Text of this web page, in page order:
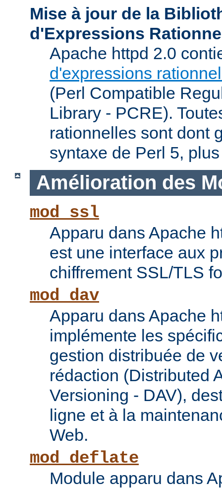
Mise à jour de la
d'Expressions
Apache httpd 2.0
d'expressions
(Perl Compatible
Library - PCRE).
rationnelles sont dont
syntaxe de Perl 5,
Amélioration des
mod_ssl
Apparu dans Apache
est une interface aux
chiffrement SSL/TLS
mod_dav
Apparu dans Apache
implémente les
gestion distribuée de
rédaction (Distributed
Versioning - DAV),
ligne et à la
Web.
mod_deflate
Module apparu dans